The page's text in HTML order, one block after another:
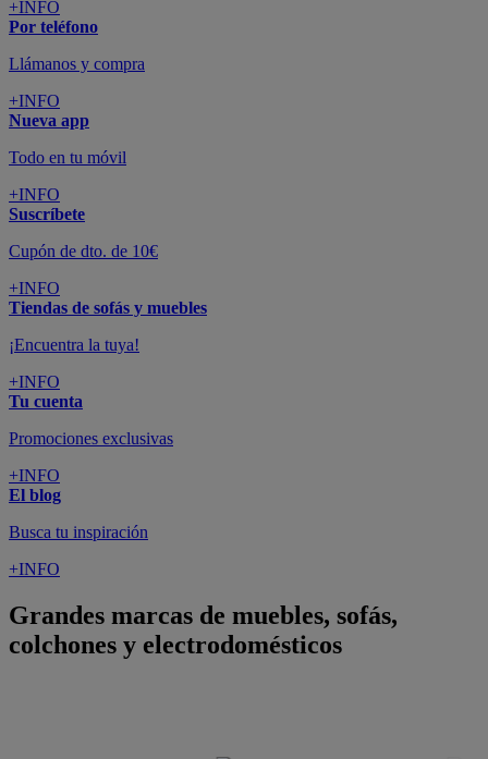
+INFO
Por teléfono
Llámanos y compra
+INFO
Nueva app
Todo en tu móvil
+INFO
Suscríbete
Cupón de dto. de 10€
+INFO
Tiendas de sofás y muebles
¡Encuentra la tuya!
+INFO
Tu cuenta
Promociones exclusivas
+INFO
El blog
Busca tu inspiración
+INFO
Grandes marcas de muebles, sofás,
colchones y electrodomésticos